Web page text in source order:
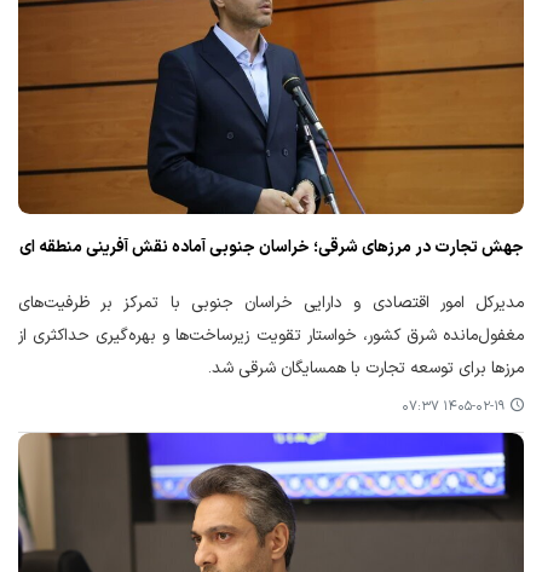
جهش تجارت در مرزهای شرقی؛ خراسان جنوبی آماده نقش آفرینی منطقه ای
مدیرکل امور اقتصادی و دارایی خراسان جنوبی با تمرکز بر ظرفیت‌های
مغفول‌مانده شرق کشور، خواستار تقویت زیرساخت‌ها و بهره‌گیری حداکثری از
مرزها برای توسعه تجارت با همسایگان شرقی شد.
۱۴۰۵-۰۲-۱۹ ۰۷:۳۷